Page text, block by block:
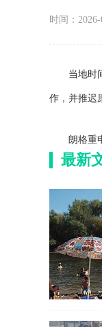
时间：
当地时间2
作，并推迟
朗格重申
最新